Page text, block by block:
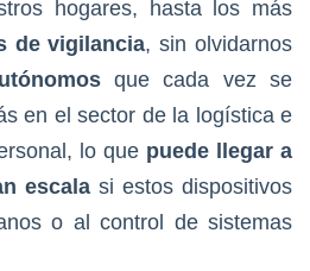
hogares, hasta los más
de vigilancia, sin olvidarnos
que cada vez se
en el sector de la logística e
lo que puede llegar a
escala si estos dispositivos
o al control de sistemas